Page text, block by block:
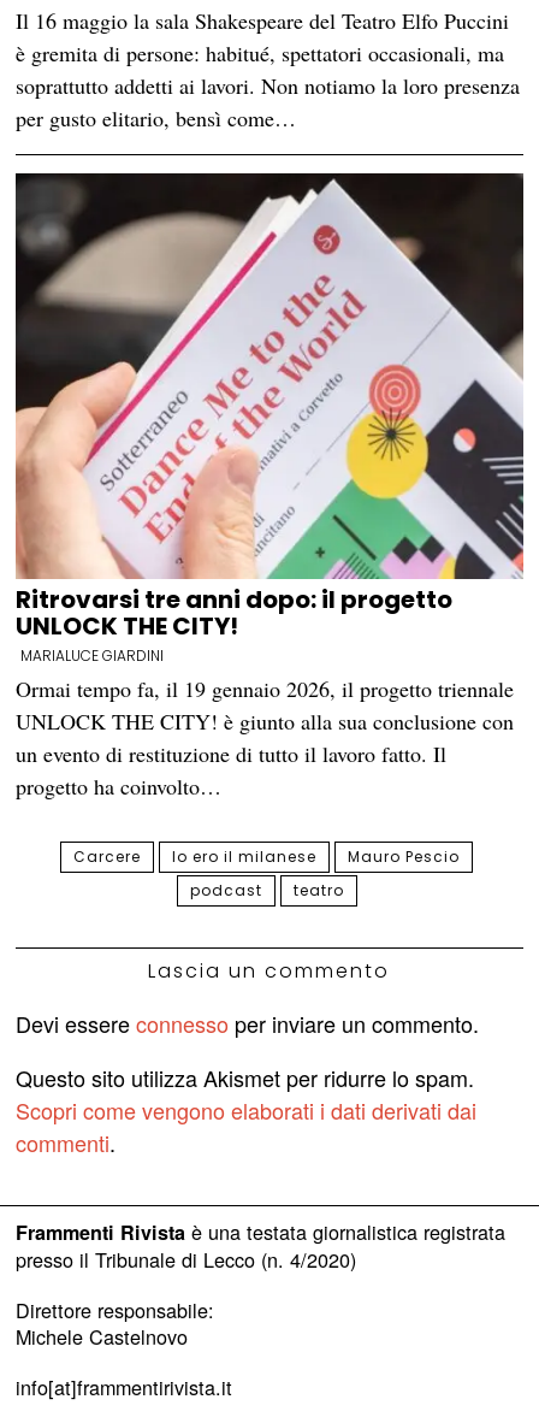
Il 16 maggio la sala Shakespeare del Teatro Elfo Puccini
è gremita di persone: habitué, spettatori occasionali, ma
soprattutto addetti ai lavori. Non notiamo la loro presenza
per gusto elitario, bensì come…
Ritrovarsi tre anni dopo: il progetto
UNLOCK THE CITY!
MARIALUCE GIARDINI
Ormai tempo fa, il 19 gennaio 2026, il progetto triennale
UNLOCK THE CITY! è giunto alla sua conclusione con
un evento di restituzione di tutto il lavoro fatto. Il
progetto ha coinvolto…
Carcere Io ero il milanese
Mauro Pescio
podcast
teatro
Lascia un commento
Devi essereconnesso per inviare un commento.
Questo sito utilizza Akismet per ridurre lo spam.
Scopri come vengono elaborati i dati derivati dai
commenti.
Frammenti Rivistaè una testata giornalistica registrata
presso il Tribunale di Lecco (n. 4/2020)
Direttore responsabile:
Michele Castelnovo
info[at]frammentirivista.it